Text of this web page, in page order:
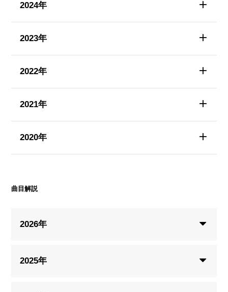
2024年
2023年
2022年
2021年
2020年
曲目解説
2026年
2025年